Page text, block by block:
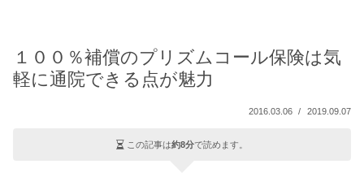
１００％補償のプリズムコール保険は気
軽に通院できる点が魅力
2016.03.06 2019.09.07
この記事は約8分で読めます。